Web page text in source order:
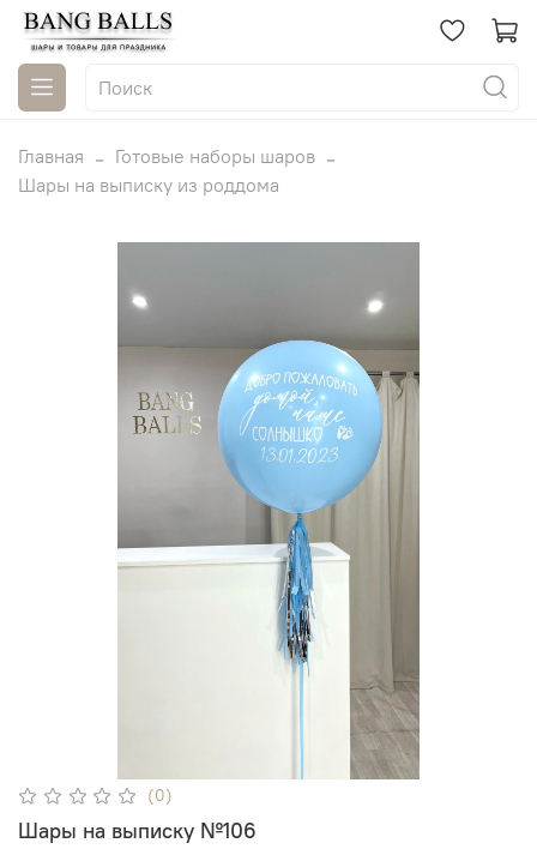
Главная
Готовые наборы шаров
Шары на выписку из роддома
(0)
Шары на выписку №106